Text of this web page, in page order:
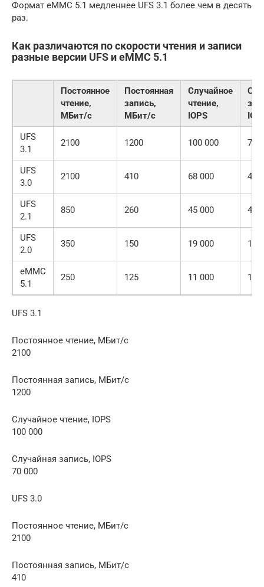
Формат eMMC 5.1 медленнее UFS 3.1 более чем в десять
раз.
Как различаются по скорости чтения и записи
разные версии UFS и eMMC 5.1
Постоянное
чтение,
МБит/с
Постоянная
запись,
МБит/с
Случайное
чтение,
IOPS
UFS
3.1
2100 1200 100 000 70
UFS
3.0
2100 410 68 000 43
UFS
2.1
850 260 45 000 40
UFS
2.0
350 150 19 000 14
eMMC
5.1
250 125 11 000 13
UFS 3.1
Постоянное чтение, МБит/с
2100
Постоянная запись, МБит/с
1200
Случайное чтение, IOPS
100 000
Случайная запись, IOPS
70 000
UFS 3.0
Постоянное чтение, МБит/с
2100
Постоянная запись, МБит/с
410